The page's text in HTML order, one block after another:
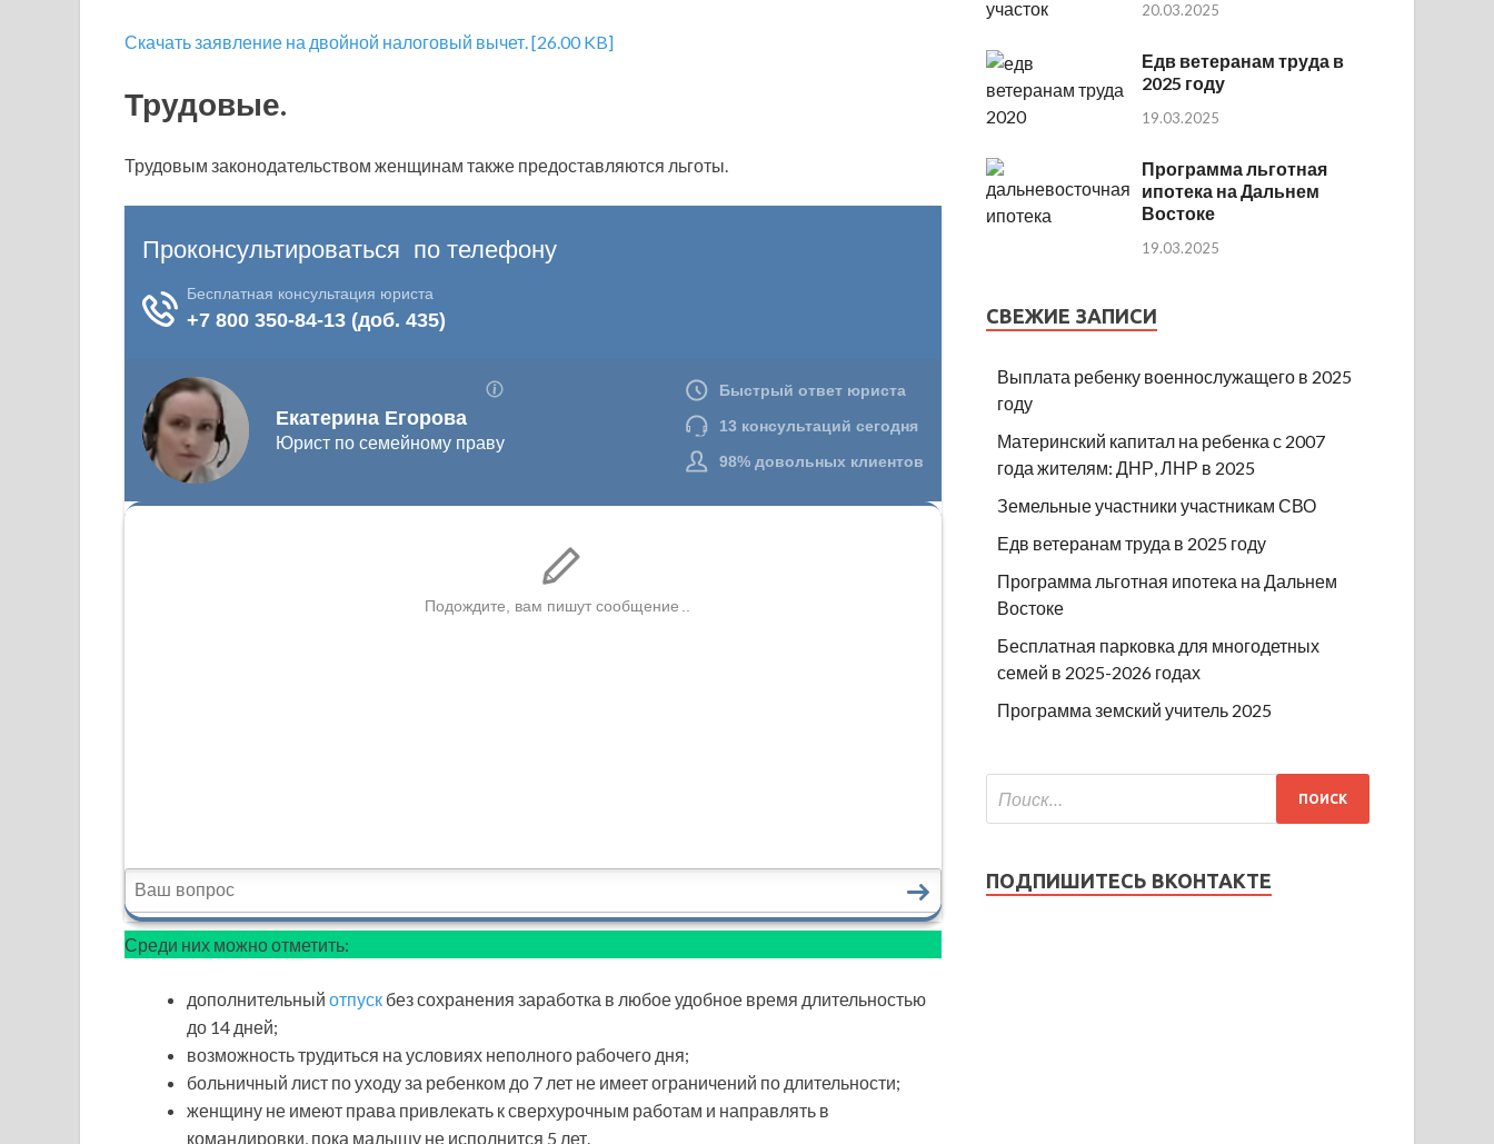
Скачать заявление на двойной налоговый вычет. [26.00 KB]
Трудовые.
Трудовым законодательством женщинам также предоставляются льготы.
Среди них можно отметить:
дополнительный отпуск без сохранения заработка в любое удобное время длительностью
до 14 дней;
возможность трудиться на условиях неполного рабочего дня;
больничный лист по уходу за ребенком до 7 лет не имеет ограничений по длительности;
женщину не имеют права привлекать к сверхурочным работам и направлять в
командировки, пока малышу не исполнится 5 лет.
20.03.2025
Едв ветеранам труда в
2025 году
19.03.2025
Программа льготная
ипотека на Дальнем
Востоке
19.03.2025
СВЕЖИЕ ЗАПИСИ
Выплата ребенку военнослужащего в 2025
году
Материнский капитал на ребенка с 2007
года жителям: ДНР, ЛНР в 2025
Земельные участники участникам СВО
Едв ветеранам труда в 2025 году
Программа льготная ипотека на Дальнем
Востоке
Бесплатная парковка для многодетных
семей в 2025-2026 годах
Программа земский учитель 2025
ПОДПИШИТЕСЬ ВКОНТАКТЕ